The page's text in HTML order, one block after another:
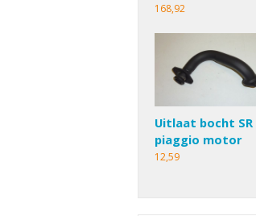
168,92
Uitlaat bocht SR
piaggio motor
12,59